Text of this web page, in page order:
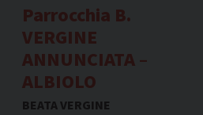
Parrocchia B.
VERGINE
ANNUNCIATA –
ALBIOLO
BEATA VERGINE